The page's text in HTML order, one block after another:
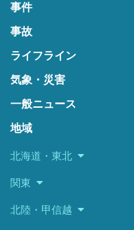
事件
事故
ライフライン
気象・災害
一般ニュース
地域
北海道・東北
関東
北陸・甲信越